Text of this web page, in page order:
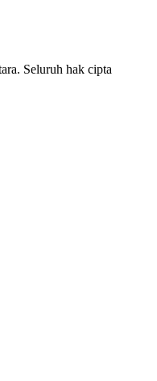
Seluruh hak cipta